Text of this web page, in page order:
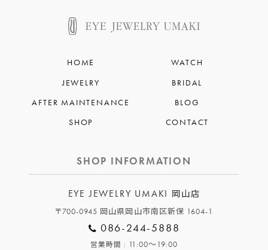
HOME
WATCH
JEWELRY
BRIDAL
AFTER MAINTENANCE
BLOG
SHOP
CONTACT
SHOP INFORMATION
EYE JEWELRY UMAKI 岡山店
〒700-0945 岡山県岡山市南区新保 1604-1
086-244-5888
営業時間 : 11:00～19:00